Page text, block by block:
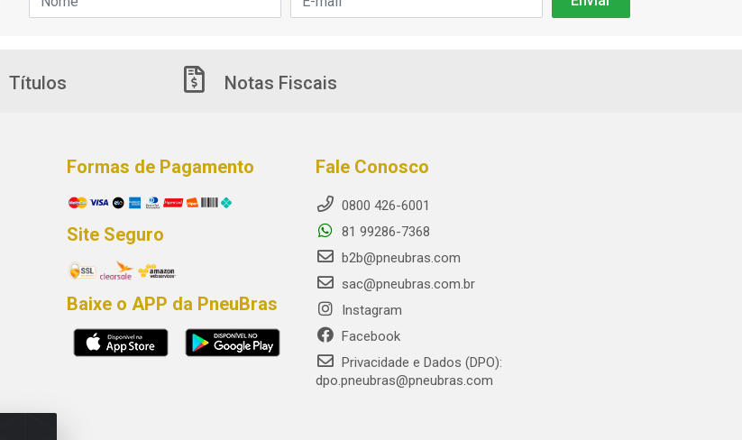
Títulos Notas Fiscais
Formas de Pagamento
Site Seguro
Baixe o APP da PneuBras
Fale Conosco
0800 426-6001
81 99286-7368
b2b@pneubras.com
sac@pneubras.com.br
Instagram
Facebook
Privacidade e Dados (DPO):
dpo.pneubras@pneubras.com